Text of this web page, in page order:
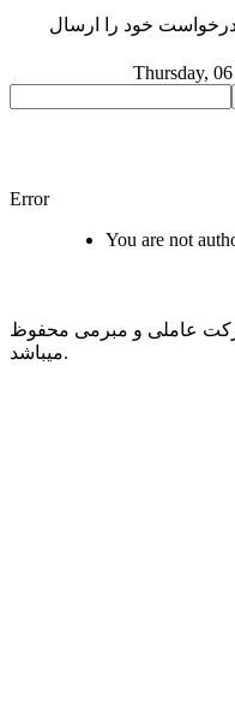
خود را ارسال
Thursday,
Error
You are not
عاملی و مبرمی محفوظ
میباشد.